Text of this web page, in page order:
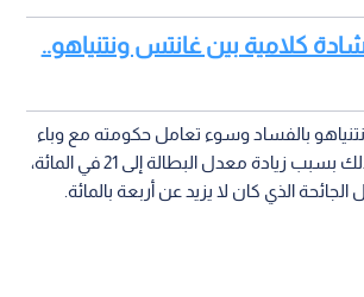
كلامية بين غانتس ونتنياهو..
بالفساد وسوء تعامل حكومته مع وباء
فيروس كورونا، وكذلك بسبب زيادة معدل البطالة إلى 21 في المائة،
الذي كان لا يزيد عن أربعة بالمائة.